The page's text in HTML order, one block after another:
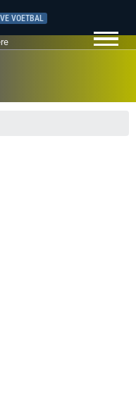
VOETBAL